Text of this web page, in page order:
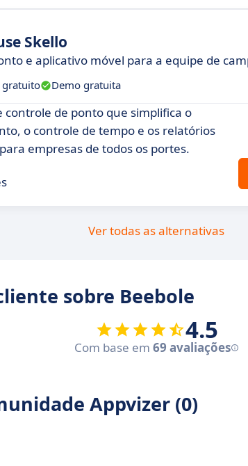
Skello
e aplicativo móvel para a equipe de
gratuito Demo gratuita
controle de ponto que simplifica o
o controle de tempo e os relatórios
empresas de todos os portes.
Ver todas as alternativas
sobre Beebole
4.5
Com base em 69 avaliações
Appvizer (0)